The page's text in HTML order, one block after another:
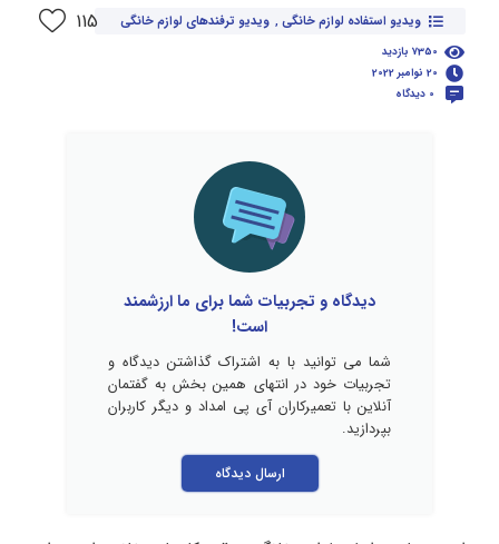
7350 بازدید
20 نوامبر 2022
0 دیدگاه
ویدیو استفاده لوازم خانگی , ویدیو ترفندهای لوازم خانگی 115
دیدگاه و تجربیات شما برای ما ارزشمند
است!
شما می توانید با به اشتراک گذاشتن دیدگاه و
تجربیات خود در انتهای همین بخش به گفتمان
آنلاین با تعمیرکاران آی پی امداد و دیگر کاربران
بپردازید.
ارسال دیدگاه